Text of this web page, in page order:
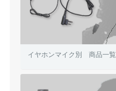
イヤホンマイク別 商品一覧